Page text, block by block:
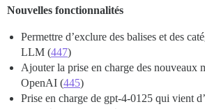
Nouvelles fonctionnalités
Permettre d’exclure des balises et des
LLM (447)
Ajouter la prise en charge des nouveaux
OpenAI (445)
Prise en charge de gpt-4-0125 qui vient